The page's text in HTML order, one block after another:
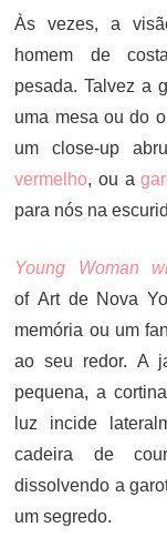
Às vezes, a
homem de
pesada. Talvez a
uma mesa ou do
um close-up
vermelho, ou a
para nós na
Young Woman
of Art de Nova
memória ou um
ao seu redor. A
pequena, a
luz incide
cadeira de
dissolvendo a
um segredo.